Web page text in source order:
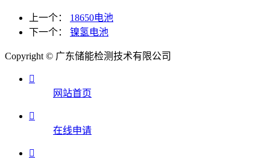
上一个： 18650电池
下一个： 镍氢电池
Copyright © 广东储能检测技术有限公司

网站首页

在线申请
